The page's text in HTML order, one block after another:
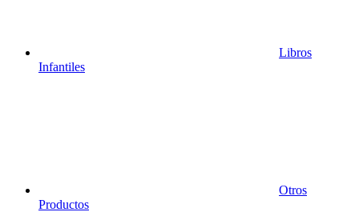
Libros
Infantiles
Otros
Productos